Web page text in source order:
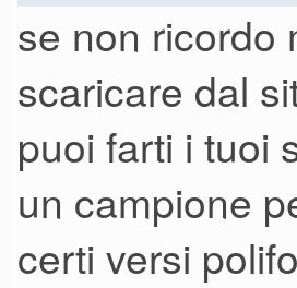
Max
se non ricordo
scaricare dal
puoi farti i tuoi
un campione
certi versi